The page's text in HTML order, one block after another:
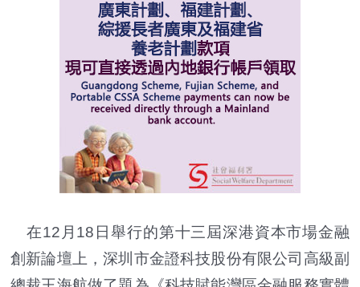
在12月18日舉行的第十三屆深港資本市場金融
創新論壇上，深圳市金證科技股份有限公司高級副